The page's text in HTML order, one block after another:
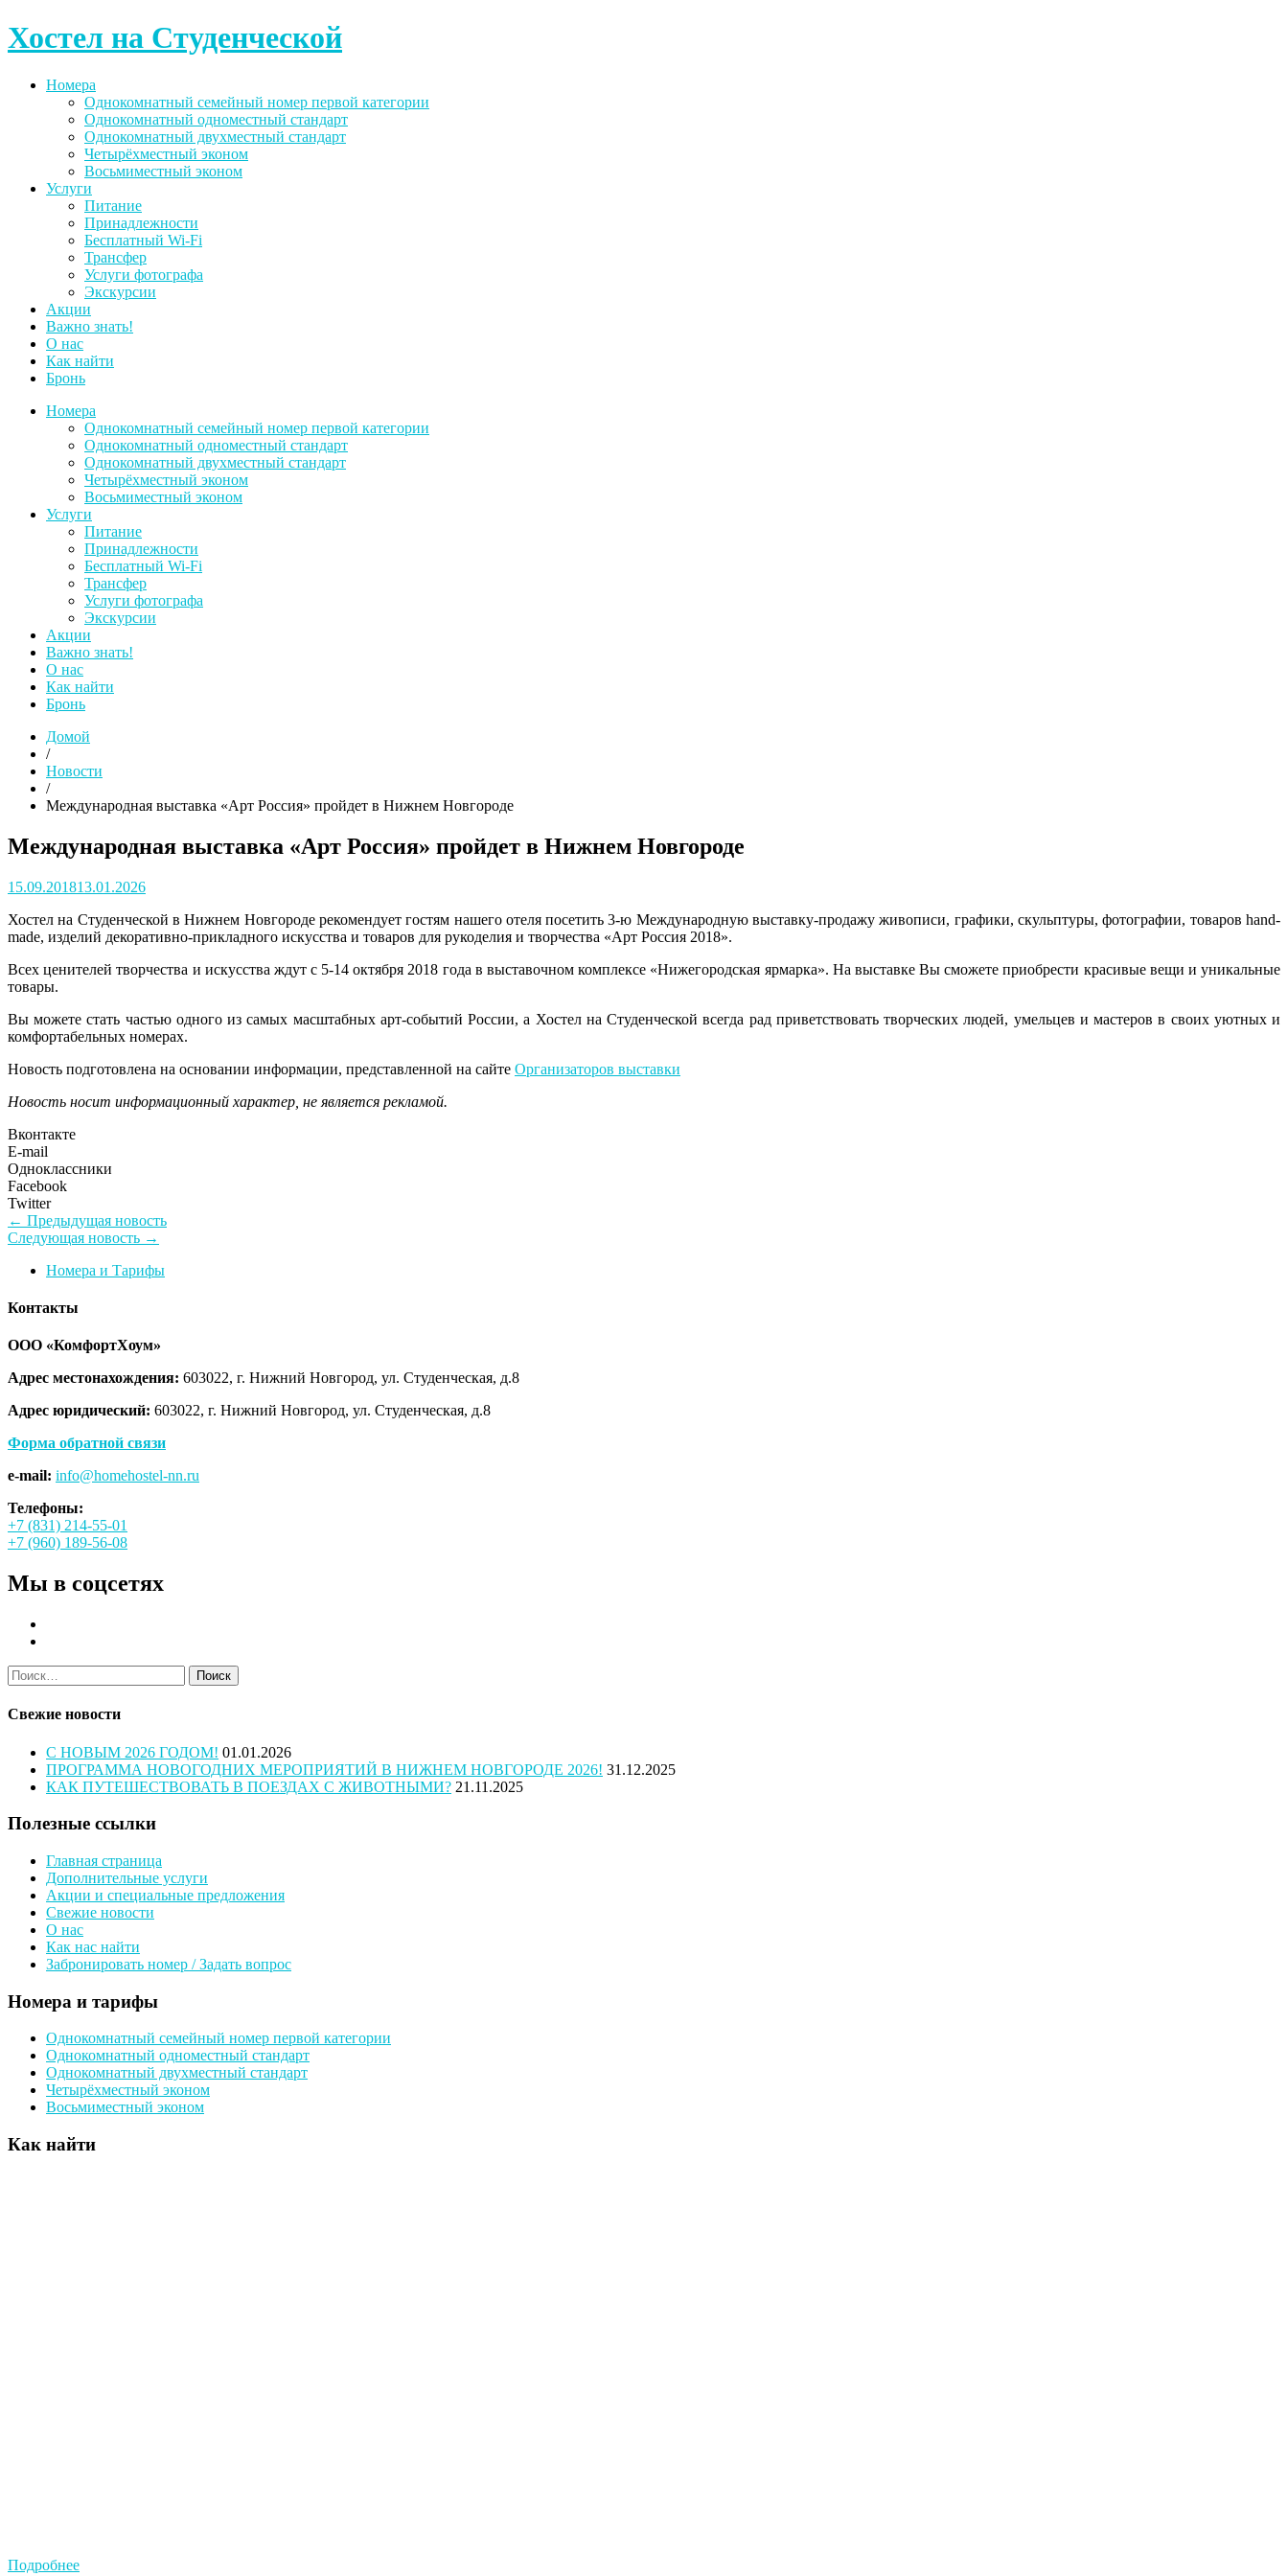
Skip
to
Хостел на Студенческой
Номера
Однокомнатный семейный номер первой категории
Однокомнатный одноместный стандарт
Однокомнатный двухместный стандарт
Четырёхместный эконом
Восьмиместный эконом
Услуги
Питание
Принадлежности
Бесплатный Wi-Fi
Трансфер
Услуги фотографа
Экскурсии
Акции
Важно знать!
О нас
Как найти
Бронь
Номера
Однокомнатный семейный номер первой категории
Однокомнатный одноместный стандарт
Однокомнатный двухместный стандарт
Четырёхместный эконом
Восьмиместный эконом
Услуги
Питание
Принадлежности
Бесплатный Wi-Fi
Трансфер
Услуги фотографа
Экскурсии
Акции
Важно знать!
О нас
Как найти
Бронь
Домой
/
Новости
/
Международная выставка «Арт Россия» пройдет в Нижнем Новгороде
Международная выставка «Арт Россия» пройдет в Нижнем Новгороде
Posted
15.09.201813.01.2026
Хостел на Студенческой в Нижнем Новгороде рекомендует гостям нашего отеля посетить 3-ю Международную выставку-продажу живописи, графики, скульптуры, фотографии, товаров hand-
made, изделий декоративно-прикладного искусства и товаров для рукоделия и творчества «Арт Россия 2018».
Всех ценителей творчества и искусства ждут с 5-14 октября 2018 года в выставочном комплексе «Нижегородская ярмарка». На выставке Вы сможете приобрести красивые вещи и уникальные
товары.
Вы можете стать частью одного из самых масштабных арт-событий России, а Хостел на Студенческой всегда рад приветствовать творческих людей, умельцев и мастеров в своих уютных и
комфортабельных номерах.
Новость подготовлена на основании информации, представленной на сайте Организаторов выставки
Новость носит информационный характер, не является рекламой.
Вконтакте
E-mail
Одноклассники
Facebook
Twitter
Навигация
по
записям
← Предыдущая новостьПредыдущая
Следующая новость →
Номера и Тарифы
Контакты
ООО «КомфортХоум»
Адрес местонахождения: 603022, г. Нижний Новгород, ул. Студенческая, д.8
Адрес юридический: 603022, г. Нижний Новгород, ул. Студенческая, д.8
Форма обратной связи
e-mail: info@homehostel-nn.ru
Телефоны:
+7 (831) 214-55-01
+7 (960) 189-56-08
Мы в соцсетях
Найти:
Свежие новости
С НОВЫМ 2026 ГОДОМ! 01.01.2026
ПРОГРАММА НОВОГОДНИХ МЕРОПРИЯТИЙ В НИЖНЕМ НОВГОРОДЕ 2026! 31.12.2025
КАК ПУТЕШЕСТВОВАТЬ В ПОЕЗДАХ С ЖИВОТНЫМИ? 21.11.2025
Полезные ссылки
Главная страница
Дополнительные услуги
Акции и специальные предложения
Свежие новости
О нас
Как нас найти
Забронировать номер / Задать вопрос
Номера и тарифы
Однокомнатный семейный номер первой категории
Однокомнатный одноместный стандарт
Однокомнатный двухместный стандарт
Четырёхместный эконом
Восьмиместный эконом
Как найти
Подробнее